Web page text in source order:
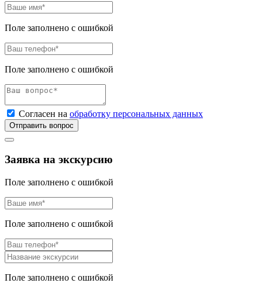
Поле заполнено с ошибкой
Поле заполнено с ошибкой
Согласен на обработку персональных данных
Отправить вопрос
Заявка на экскурсию
Поле заполнено с ошибкой
Поле заполнено с ошибкой
Поле заполнено с ошибкой